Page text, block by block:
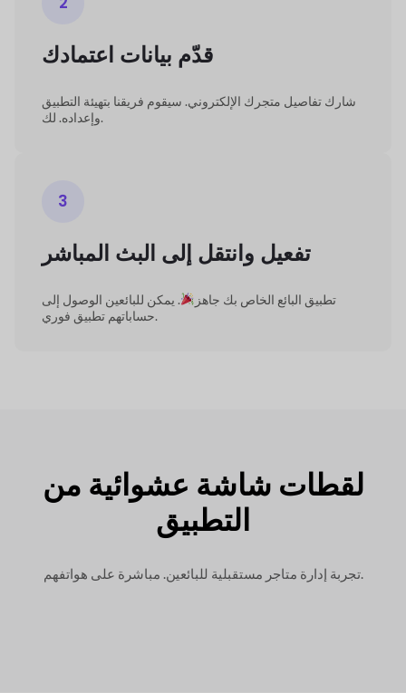
قدّم بيانات اعتمادك
شارك تفاصيل متجرك الإلكتروني. سيقوم فريقنا بتهيئة التطبيق
وإعداده.لك.
3
تفعيل وانتقل إلى البث المباشر
تطبيق البائع الخاص بك جاهز . يمكن للبائعين الوصول إلى
حساباتهمتطبيق فوري.
لقطات شاشة عشوائية من
التطبيق
تجربة إدارة متاجر مستقبلية للبائعين. مباشرة على هواتفهم.